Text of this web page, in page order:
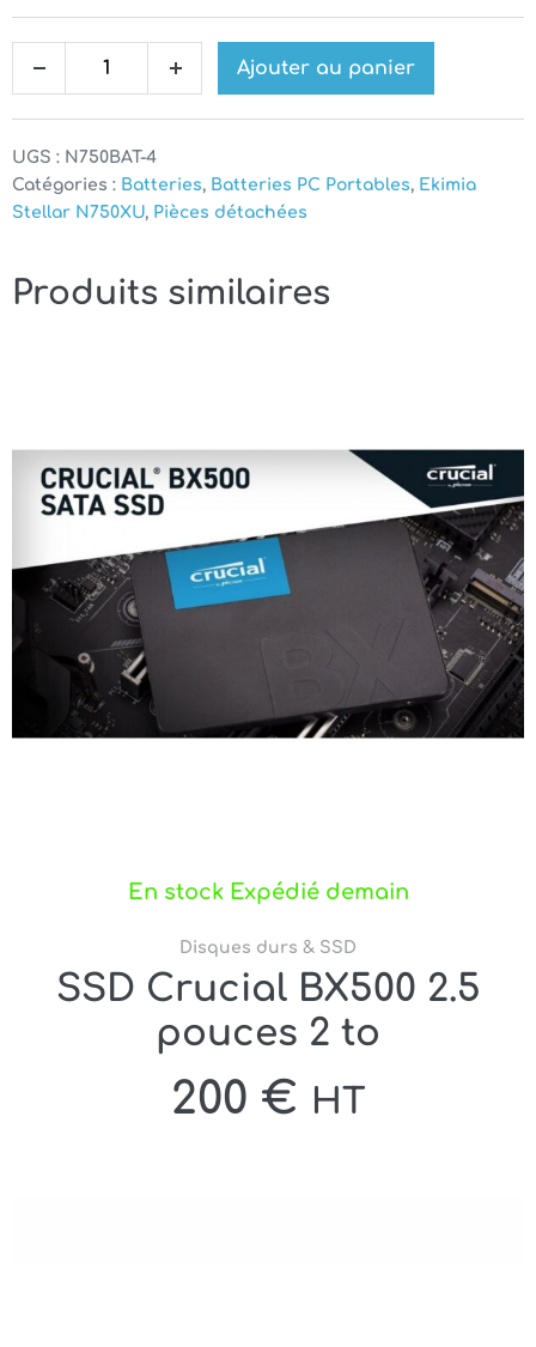
quantity
quantité
de
Batterie
pour
Ekimia
Stellar
44wh
Increase
quantity
Ajouter au panier
UGS : N750BAT-4
Catégories : Batteries, Batteries PC Portables, Ekimia
Stellar N750XU, Pièces détachées
Produits similaires
En stock Expédié demain
Disques durs & SSD
SSD Crucial BX500 2.5
pouces 2 to
200 € HT